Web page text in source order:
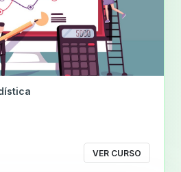
VER CURSO